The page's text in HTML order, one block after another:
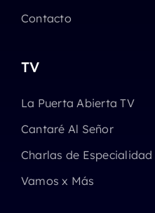
Contacto
TV
La Puerta Abierta TV
Cantaré Al Señor
Charlas de Especialidad
Vamos x Más